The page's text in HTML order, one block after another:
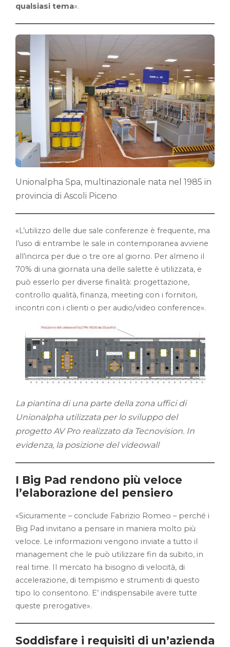
qualsiasi tema».
Unionalpha Spa, multinazionale nata nel 1985 in
provincia di Ascoli Piceno
«L’utilizzo delle due sale conferenze è frequente, ma
l’uso di entrambe le sale in contemporanea avviene
all’incirca per due o tre ore al giorno. Per almeno il
70% di una giornata una delle salette è utilizzata, e
può esserlo per diverse finalità: progettazione,
controllo qualità, finanza, meeting con i fornitori,
incontri con i clienti o per audio/video conference».
La piantina di una parte della zona uffici di
Unionalpha utilizzata per lo sviluppo del
progetto AV Pro realizzato da Tecnovision. In
evidenza, la posizione del videowall
I Big Pad rendono più veloce
l’elaborazione del pensiero
«Sicuramente – conclude Fabrizio Romeo – perché i
Big Pad invitano a pensare in maniera molto più
veloce. Le informazioni vengono inviate a tutto il
management che le può utilizzare fin da subito, in
real time. Il mercato ha bisogno di velocità, di
accelerazione, di tempismo e strumenti di questo
tipo lo consentono. E’ indispensabile avere tutte
queste prerogative».
Soddisfare i requisiti di un’azienda